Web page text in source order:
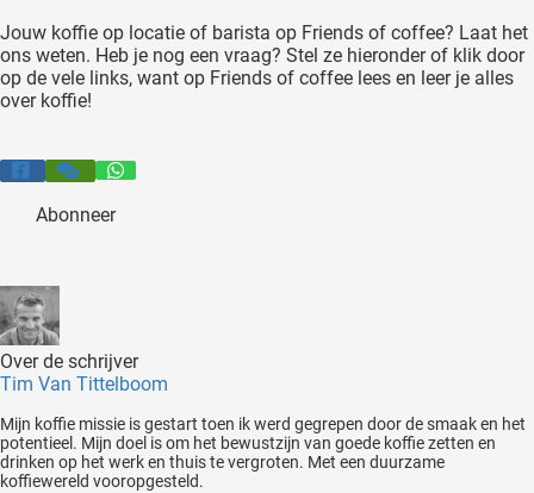
Jouw koffie op locatie of barista op Friends of coffee? Laat het
ons weten. Heb je nog een vraag? Stel ze hieronder of klik door
op de vele links, want op Friends of coffee lees en leer je alles
over koffie!
Abonneer
Over de schrijver
Tim Van Tittelboom
Mijn koffie missie is gestart toen ik werd gegrepen door de smaak en het
potentieel. Mijn doel is om het bewustzijn van goede koffie zetten en
drinken op het werk en thuis te vergroten. Met een duurzame
koffiewereld vooropgesteld.